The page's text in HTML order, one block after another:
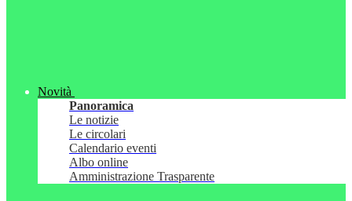
Novità
Panoramica
Le notizie
Le circolari
Calendario eventi
Albo online
Amministrazione Trasparente